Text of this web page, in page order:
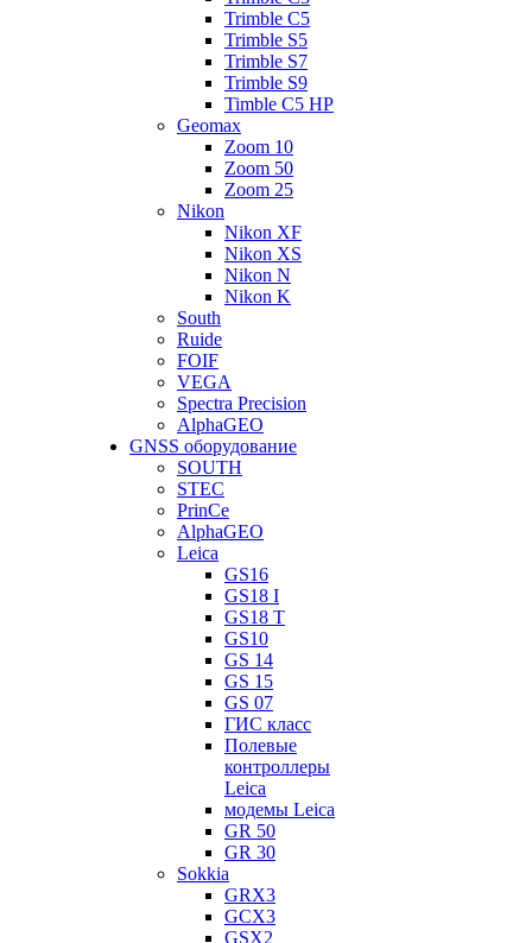
Trimble C5
Trimble S5
Trimble S7
Trimble S9
Timble C5 HP
Geomax
Zoom 10
Zoom 50
Zoom 25
Nikon
Nikon XF
Nikon XS
Nikon N
Nikon K
South
Ruide
FOIF
VEGA
Spectra Precision
AlphaGEO
GNSS оборудование
SOUTH
STEC
PrinCe
AlphaGEO
Leica
GS16
GS18 I
GS18 T
GS10
GS 14
GS 15
GS 07
ГИС класс
Полевые
контроллеры
Leica
модемы Leica
GR 50
GR 30
Sokkia
GRX3
GCX3
GSX2